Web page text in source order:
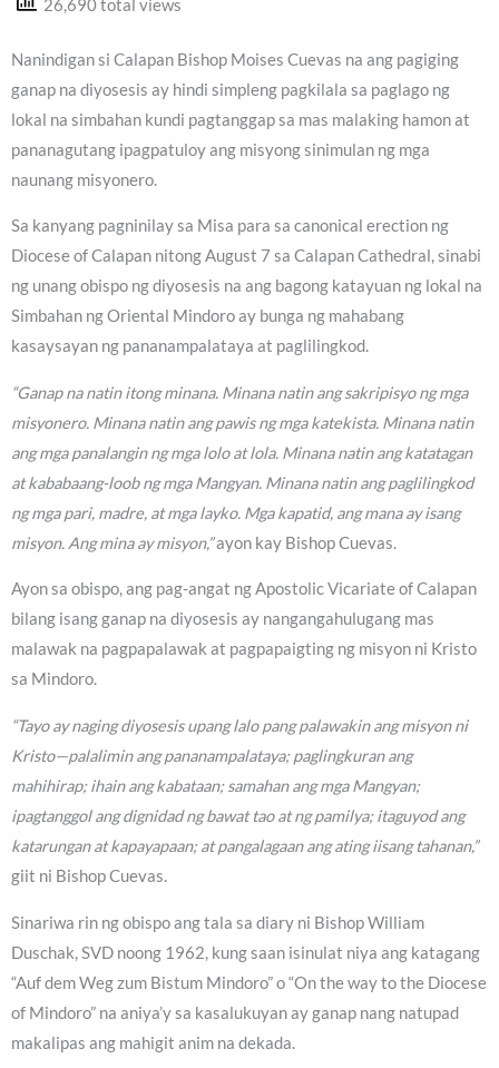
26,690 total views
Nanindigan si Calapan Bishop Moises Cuevas na ang pagiging
ganap na diyosesis ay hindi simpleng pagkilala sa paglago ng
lokal na simbahan kundi pagtanggap sa mas malaking hamon at
pananagutang ipagpatuloy ang misyong sinimulan ng mga
naunang misyonero.
Sa kanyang pagninilay sa Misa para sa canonical erection ng
Diocese of Calapan nitong August 7 sa Calapan Cathedral, sinabi
ng unang obispo ng diyosesis na ang bagong katayuan ng lokal na
Simbahan ng Oriental Mindoro ay bunga ng mahabang
kasaysayan ng pananampalataya at paglilingkod.
“Ganap na natin itong minana. Minana natin ang sakripisyo ng mga
misyonero. Minana natin ang pawis ng mga katekista. Minana natin
ang mga panalangin ng mga lolo at lola. Minana natin ang katatagan
at kababaang-loob ng mga Mangyan. Minana natin ang paglilingkod
ng mga pari, madre, at mga layko. Mga kapatid, ang mana ay isang
misyon. Ang mina ay misyon,”ayon kay Bishop Cuevas.
Ayon sa obispo, ang pag-angat ng Apostolic Vicariate of Calapan
bilang isang ganap na diyosesis ay nangangahulugang mas
malawak na pagpapalawak at pagpapaigting ng misyon ni Kristo
sa Mindoro.
“Tayo ay naging diyosesis upang lalo pang palawakin ang misyon ni
Kristo—palalimin ang pananampalataya; paglingkuran ang
mahihirap; ihain ang kabataan; samahan ang mga Mangyan;
ipagtanggol ang dignidad ng bawat tao at ng pamilya; itaguyod ang
katarungan at kapayapaan; at pangalagaan ang ating iisang tahanan,”
giit ni Bishop Cuevas.
Sinariwa rin ng obispo ang tala sa diary ni Bishop William
Duschak, SVD noong 1962, kung saan isinulat niya ang katagang
“Auf dem Weg zum Bistum Mindoro” o “On the way to the Diocese
of Mindoro” na aniya’y sa kasalukuyan ay ganap nang natupad
makalipas ang mahigit anim na dekada.